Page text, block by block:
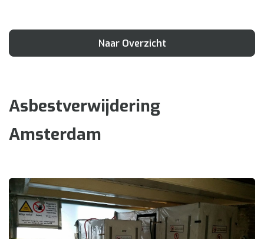
Naar Overzicht
Asbestverwijdering
Amsterdam